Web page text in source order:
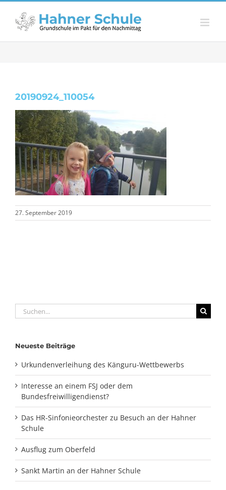
Zum
springen
20190924_110054
27. September 2019
Suche
nach:
Neueste Beiträge
Urkundenverleihung des Känguru-Wettbewerbs
Interesse an einem FSJ oder dem
Bundesfreiwilligendienst?
Das HR-Sinfonieorchester zu Besuch an der Hahner
Schule
Ausflug zum Oberfeld
Sankt Martin an der Hahner Schule